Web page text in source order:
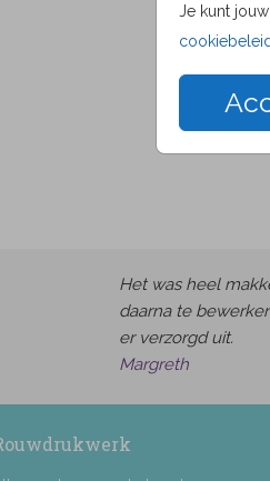
Je kunt
Het was heel
daarna te
er verzorgd uit.
Margreth